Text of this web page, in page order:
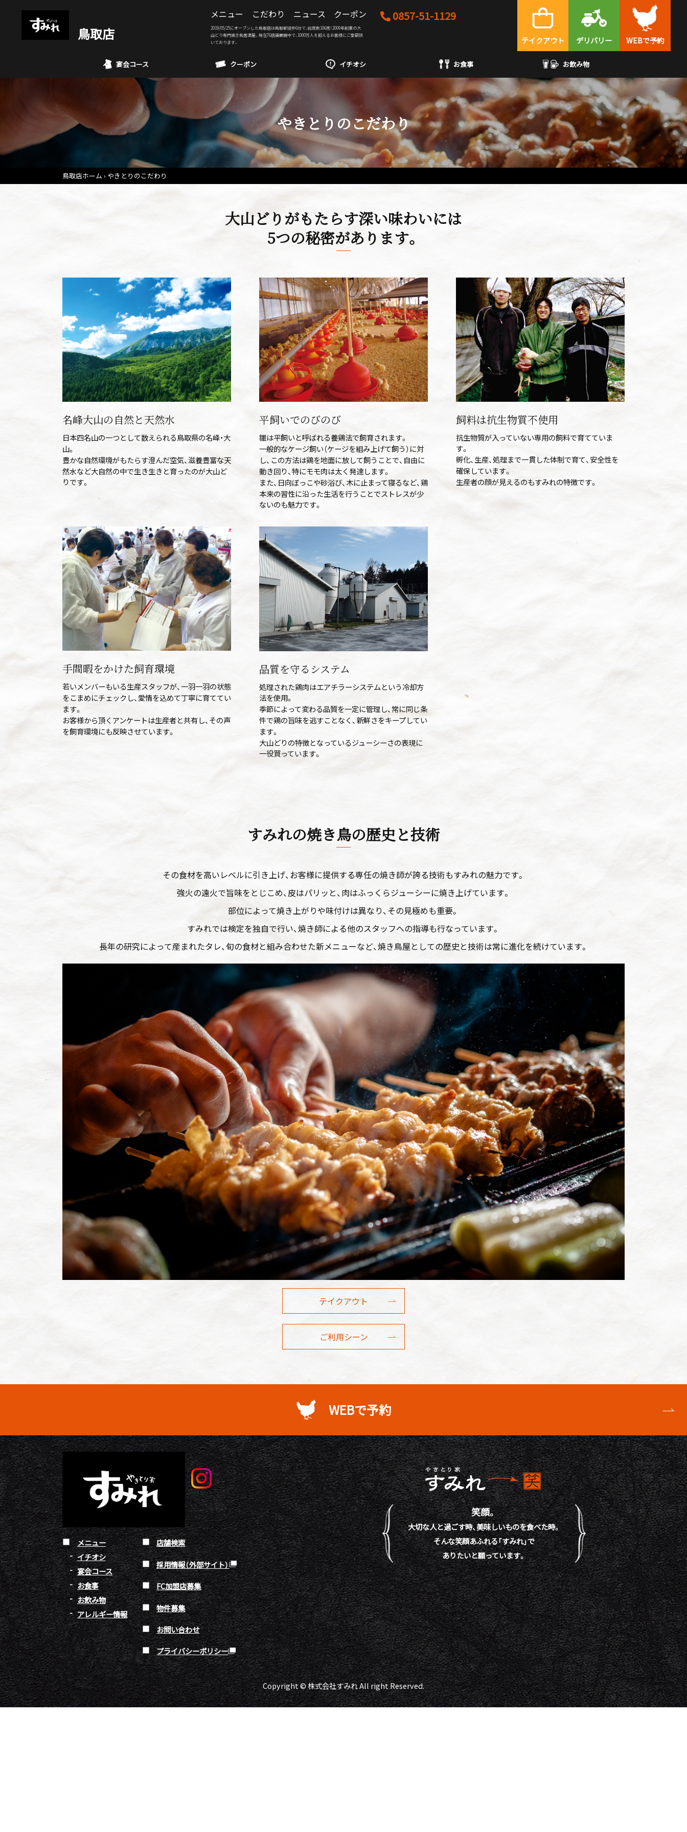
鳥取店
メニュー こだわり ニュース クーポン
テイクアウト デリバリー
0857-51-1129
WEBで予約
2019/05/25にオープンした鳥取店は鳥取駅徒歩6分で、総席数106席！2009年創業の大
山どり専門焼き鳥居酒屋。現在76店舗展開中で、1000万人を超えるお客様にご愛顧頂
いております。
宴会コース クーポン イチオシ お食事 お飲み物
やきとりのこだわり
鳥取店ホーム やきとりのこだわり
大山どりがもたらす深い味わいには
5つの秘密があります。
名峰大山の自然と天然水
日本四名山の一つとして数えられる鳥取県の名峰・大
山。
豊かな自然環境がもたらす澄んだ空気、滋養豊富な天
然水など大自然の中で生き生きと育ったのが大山ど
りです。
平飼いでのびのび
雛は平飼いと呼ばれる養鶏法で飼育されます。
一般的なケージ飼い（ケージを組み上げて飼う）に対
し、この方法は鶏を地面に放して飼うことで、自由に
動き回り、特にモモ肉は太く発達します。
また、日向ぼっこや砂浴び、木に止まって寝るなど、鶏
本来の習性に沿った生活を行うことでストレスが少
ないのも魅力です。
飼料は抗生物質不使用
抗生物質が入っていない専用の飼料で育てていま
す。
孵化、生産、処理まで一貫した体制で育て、安全性を
確保しています。
生産者の顔が見えるのもすみれの特徴です。
手間暇をかけた飼育環境
若いメンバーもいる生産スタッフが、一羽一羽の状態
をこまめにチェックし、愛情を込めて丁寧に育ててい
ます。
お客様から頂くアンケートは生産者と共有し、その声
を飼育環境にも反映させています。
品質を守るシステム
処理された鶏肉はエアチラーシステムという冷却方
法を使用。
季節によって変わる品質を一定に管理し、常に同じ条
件で鶏の旨味を逃すことなく、新鮮さをキープしてい
ます。
大山どりの特徴となっているジューシーさの表現に
一役買っています。
すみれの焼き鳥の歴史と技術
その食材を高いレベルに引き上げ、お客様に提供する専任の焼き師が誇る技術もすみれの魅力です。
強火の遠火で旨味をとじこめ、皮はパリッと、肉はふっくらジューシーに焼き上げています。
部位によって焼き上がりや味付けは異なり、その見極めも重要。
すみれでは検定を独自で行い、焼き師による他のスタッフへの指導も行なっています。
長年の研究によって産まれたタレ、旬の食材と組み合わせた新メニューなど、焼き鳥屋としての歴史と技術は常に進化を続けています。
テイクアウト
ご利用シーン
WEBで予約
メニュー
イチオシ
宴会コース
お食事
お飲み物
アレルギー情報
店舗検索
採用情報（外部サイト）
FC加盟店募集
物件募集
お問い合わせ
プライバシーポリシー
笑顔。
大切な人と過ごす時、美味しいものを食べた時。
そんな笑顔あふれる「すみれ」で
ありたいと願っています。
Copyright © 株式会社すみれ All right Reserved.